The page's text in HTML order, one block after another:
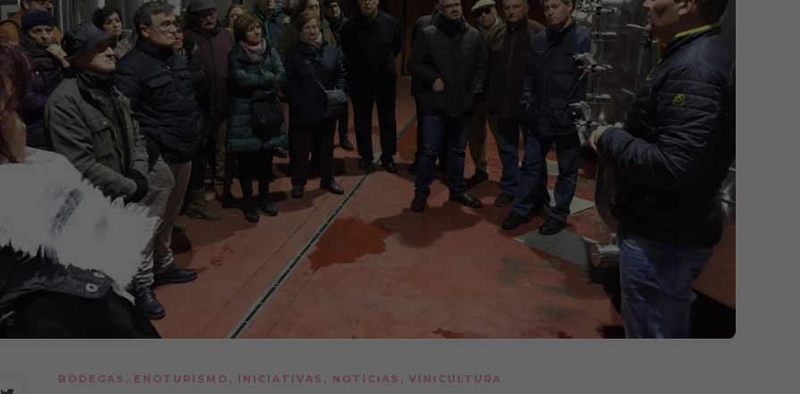
BODEGAS , ENOTURISMO , INICIATIVAS , NOTICIAS , VINICULTURA